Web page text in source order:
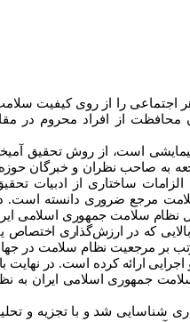
اجتماعی را از روی کیفیت
محافظت از افراد محروم در
است، از روش تحقیق
به صاحب‌ نظران و خبرگان
ساختاری از ادبیات
مرجع ضروری دانسته‌ است.
نظام سلامت جمهوری اسلامی
که در ارزش‌گذاری اختصاص
بر مرجعیت نظام سلامت در
ارائه کرده است. در نهایت
سلامت جمهوری اسلامی ایران به
شناسایی شد و با تجزیه و